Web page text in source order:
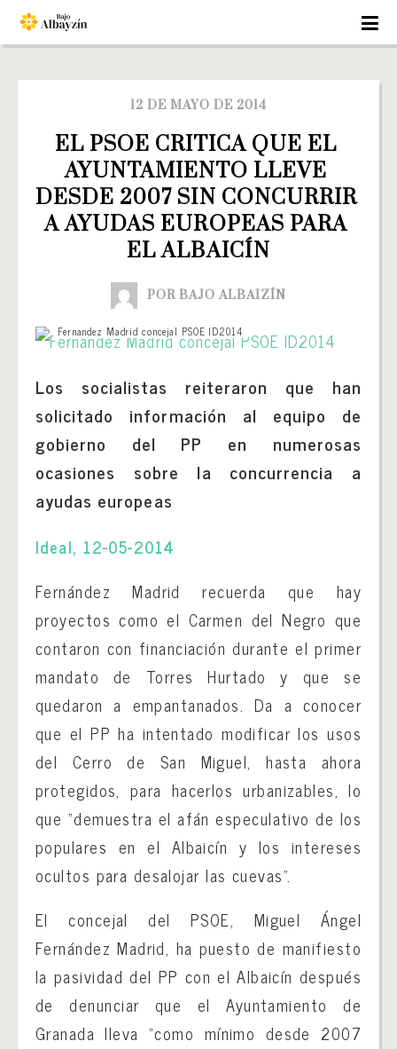
12 DE MAYO DE 2014
EL PSOE CRITICA QUE EL
AYUNTAMIENTO LLEVE
DESDE 2007 SIN CONCURRIR
A AYUDAS EUROPEAS PARA
EL ALBAICÍN
POR BAJO ALBAIZÍN
Fernandez Madrid concejal PSOE ID2014
Los socialistas reiteraron que han
solicitado información al equipo de
gobierno del PP en numerosas
ocasiones sobre la concurrencia a
ayudas europeas
Ideal, 12-05-2014
Fernández Madrid recuerda que hay
proyectos como el Carmen del Negro que
contaron con financiación durante el primer
mandato de Torres Hurtado y que se
quedaron a empantanados.Da a conocer
que el PP ha intentado modificar los usos
del Cerro de San Miguel, hasta ahora
protegidos, para hacerlos urbanizables, lo
que “demuestra el afán especulativo de los
populares en el Albaicín y los intereses
ocultos para desalojar las cuevas”.
El concejal del PSOE, Miguel Ángel
Fernández Madrid, ha puesto de manifiesto
la pasividad del PP con el Albaicín después
de denunciar que el Ayuntamiento de
Granada lleva “como mínimo desde 2007